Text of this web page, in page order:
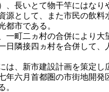
、長いとて物干竿にはな
源として、また市民の飲
都市である。
町二ヵ村の合併により大
隣接四ヵ村を合併して、
、新市建設計画を策定し
年六月首都圏の市街地開
。